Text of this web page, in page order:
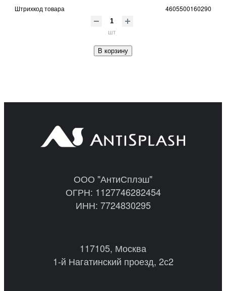
Штрихкод товара 4605500160290
шт
В корзину
ООО "АнтиСплэш"
ОГРН: 1127746282454
ИНН: 7724830295
117105, Москва
1-й Нагатинский проезд, 2с2